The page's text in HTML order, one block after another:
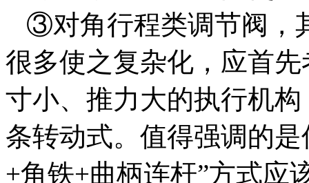
③对角行程类调节阀，
很多使之复杂化，应首
寸小、推力大的执行机
条转动式。值得强调的
+角铁+曲柄连杆”方式应